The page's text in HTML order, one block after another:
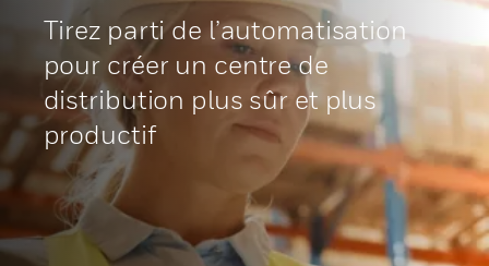
Tirez parti de l’automatisation
pour créer un centre de
distribution plus sûr et plus
productif